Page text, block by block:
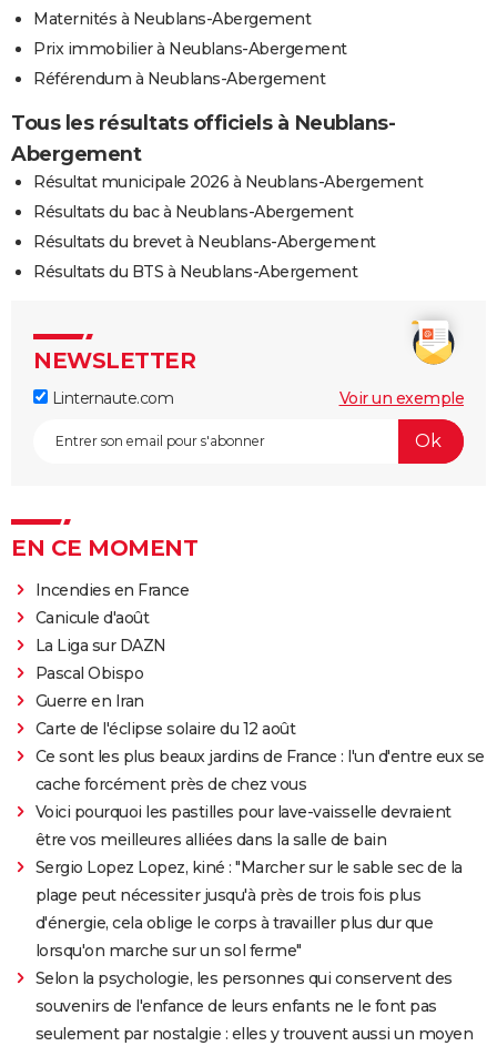
Maternités à Neublans-Abergement
Prix immobilier à Neublans-Abergement
Référendum à Neublans-Abergement
Tous les résultats officiels à Neublans-
Abergement
Résultat municipale 2026 à Neublans-Abergement
Résultats du bac à Neublans-Abergement
Résultats du brevet à Neublans-Abergement
Résultats du BTS à Neublans-Abergement
NEWSLETTER
Linternaute.com Voir un exemple
EN CE MOMENT
Incendies en France
Canicule d'août
La Liga sur DAZN
Pascal Obispo
Guerre en Iran
Carte de l'éclipse solaire du 12 août
Ce sont les plus beaux jardins de France : l'un d'entre eux se
cache forcément près de chez vous
Voici pourquoi les pastilles pour lave-vaisselle devraient
être vos meilleures alliées dans la salle de bain
Sergio Lopez Lopez, kiné : "Marcher sur le sable sec de la
plage peut nécessiter jusqu'à près de trois fois plus
d'énergie, cela oblige le corps à travailler plus dur que
lorsqu'on marche sur un sol ferme"
Selon la psychologie, les personnes qui conservent des
souvenirs de l'enfance de leurs enfants ne le font pas
seulement par nostalgie : elles y trouvent aussi un moyen